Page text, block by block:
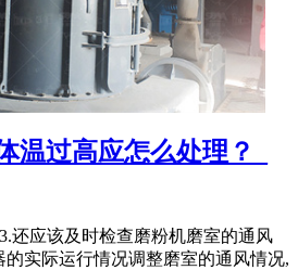
温过高应怎么处理？_
还应该及时检查磨粉机磨室的通风
的实际运行情况调整磨室的通风情况,